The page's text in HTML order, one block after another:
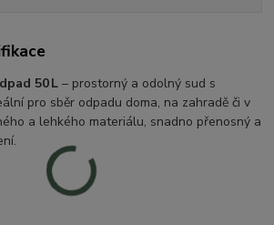
50 L – prostorný a odolný sud s
pro sběr odpadu doma, na zahradě či v
a lehkého materiálu, snadno přenosný a